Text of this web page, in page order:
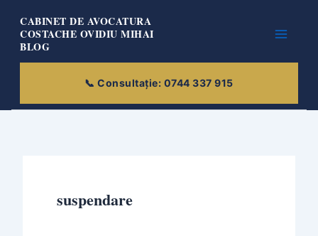
content
CABINET DE AVOCATURA
COSTACHE OVIDIU MIHAI
BLOG
suspendare